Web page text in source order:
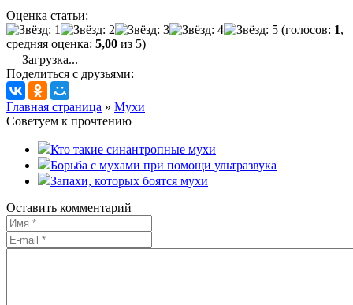
Оценка статьи:
(голосов: 1,
средняя оценка: 5,00 из 5)
Загрузка...
Поделиться с друзьями:
Главная страница » Мухи
Советуем к прочтению
Кто такие синантропные мухи
Борьба с мухами при помощи ультразвука
Запахи, которых боятся мухи
Оставить комментарий